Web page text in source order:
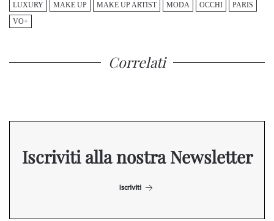
LUXURY
MAKE UP MAKE UP ARTIST MODA OCCHI
PARIS
VO+
Correlati
Iscriviti alla nostra Newsletter
Iscriviti